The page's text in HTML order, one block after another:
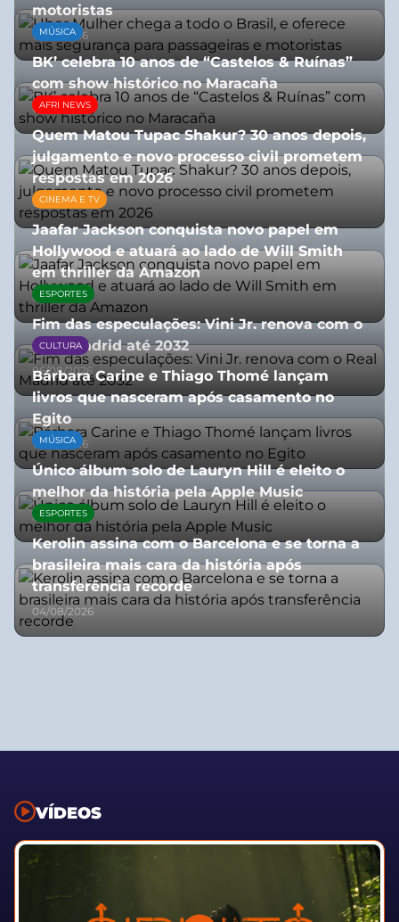
motoristas
10/07/2026
MÚSICA
BK’ celebra 10 anos de “Castelos & Ruínas”
com show histórico no Maracaña
06/08/2026
AFRI NEWS
Quem Matou Tupac Shakur? 30 anos depois,
julgamento e novo processo civil prometem
respostas em 2026
05/08/2026
CINEMA E TV
Jaafar Jackson conquista novo papel em
Hollywood e atuará ao lado de Will Smith
em thriller da Amazon
06/08/2026
ESPORTES
Fim das especulações: Vini Jr. renova com o
Real Madrid até 2032
06/08/2026
CULTURA
Bárbara Carine e Thiago Thomé lançam
livros que nasceram após casamento no
Egito
10/07/2026
MÚSICA
Único álbum solo de Lauryn Hill é eleito o
melhor da história pela Apple Music
06/08/2026
ESPORTES
Kerolin assina com o Barcelona e se torna a
brasileira mais cara da história após
transferência recorde
04/08/2026
VÍDEOS